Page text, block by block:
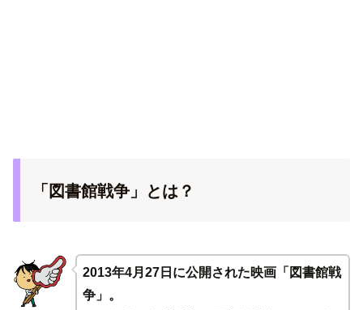
「図書館戦争」とは？
2013年4月27日に公開された映画「図書館戦
争」。